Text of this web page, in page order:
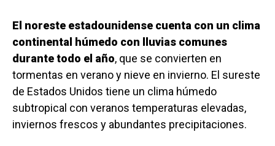
El noreste estadounidense cuenta con un clima
continental húmedo con lluvias comunes
durante todo el año, que se convierten en
tormentas en verano y nieve en invierno. El sureste
de Estados Unidos tiene un clima húmedo
subtropical con veranos temperaturas elevadas,
inviernos frescos y abundantes precipitaciones.